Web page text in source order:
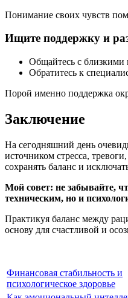
Понимание своих чувств
Ищите поддержку и
Общайтесь с близкими
Обратитесь к
Порой именно поддержка
Заключение
На сегодняшний день
источником стресса,
сохранять баланс и
Мой совет: не забывайте,
техническим, но и
Практикуя баланс между
основу для счастливой и
Финансовая стабильность и
психологическое здоровье